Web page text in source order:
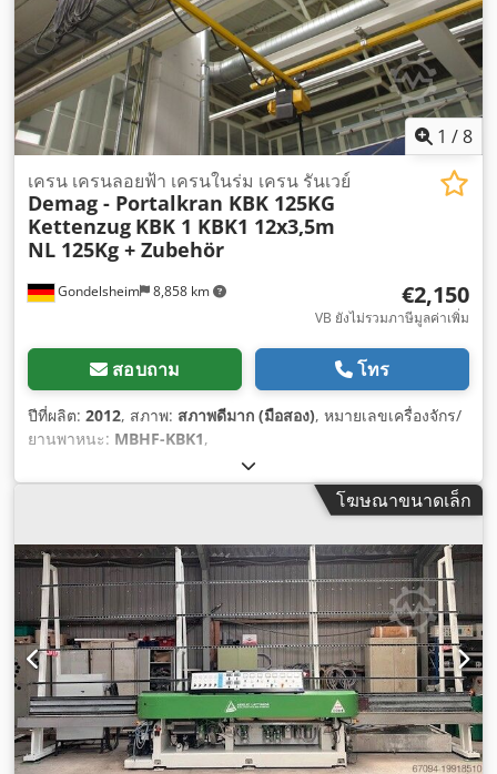
1 /8
Gondelsheim 8,858 km
เครน เครนลอยฟ้า เครนในร่ม เครน รันเวย์
Demag - Portalkran KBK 125KG
Kettenzug KBK 1 KBK1 12x3,5m
NL 125Kg + Zubehör
€2,150
VB ยังไม่รวมภาษีมูลค่าเพิ่ม
สอบถาม โทร
ปีที่ผลิต: 2012, สภาพ: สภาพดีมาก (มือสอง), หมายเลขเครื่องจักร/
ยานพาหนะ: MBHF-KBK1,
โฆษณาขนาดเล็ก